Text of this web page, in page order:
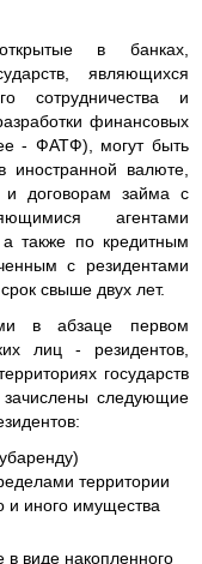
в банках,
являющихся
сотрудничества и
финансовых
- ФАТФ), могут быть
валюте,
и договорам займа с
агентами
а также по кредитным
с резидентами
свыше двух лет.
в абзаце первом
лиц - резидентов,
государств
следующие
территории
и иного имущества
виде накопленного